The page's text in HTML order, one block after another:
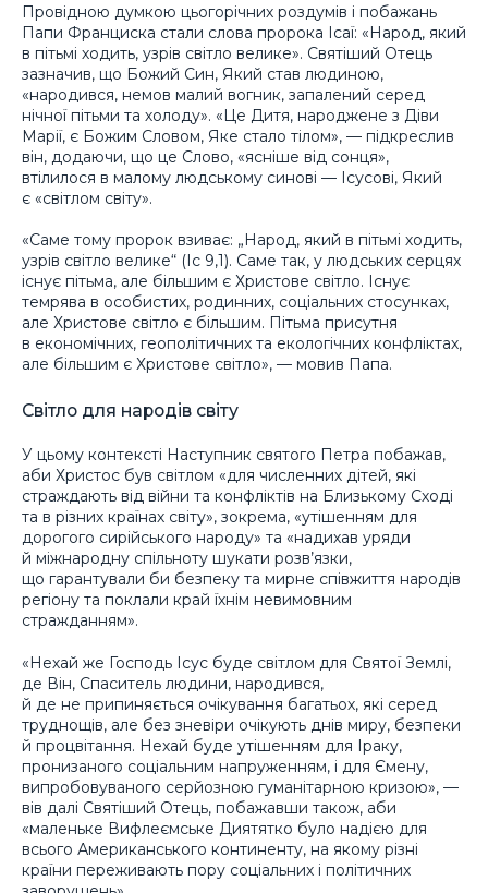
Провідною думкою цьогорічних роздумів і побажань
Папи Франциска стали слова пророка Ісаї: «Народ, який
в пітьмі ходить, узрів світло велике». Святіший Отець
зазначив, що Божий Син, Який став людиною,
«народився, немов малий вогник, запалений серед
нічної пітьми та холоду». «Це Дитя, народжене з Діви
Марії, є Божим Словом, Яке стало тілом», — підкреслив
він, додаючи, що це Слово, «ясніше від сонця»,
втілилося в малому людському синові — Ісусові, Який
є «світлом світу».
«Саме тому пророк взиває: „Народ, який в пітьмі ходить,
узрів світло велике“ (Іс 9,1). Саме так, у людських серцях
існує пітьма, але більшим є Христове світло. Існує
темрява в особистих, родинних, соціальних стосунках,
але Христове світло є більшим. Пітьма присутня
в економічних, геополітичних та екологічних конфліктах,
але більшим є Христове світло», — мовив Папа.
Світло для народів світу
У цьому контексті Наступник святого Петра побажав,
аби Христос був світлом «для численних дітей, які
страждають від війни та конфліктів на Близькому Сході
та в різних країнах світу», зокрема, «утішенням для
дорогого сирійського народу» та «надихав уряди
й міжнародну спільноту шукати розв’язки,
що гарантували би безпеку та мирне співжиття народів
регіону та поклали край їхнім невимовним
стражданням».
«Нехай же Господь Ісус буде світлом для Святої Землі,
де Він, Спаситель людини, народився,
й де не припиняється очікування багатьох, які серед
труднощів, але без зневіри очікують днів миру, безпеки
й процвітання. Нехай буде утішенням для Іраку,
пронизаного соціальним напруженням, і для Ємену,
випробовуваного серйозною гуманітарною кризою», —
вів далі Святіший Отець, побажавши також, аби
«маленьке Вифлеємське Диятятко було надією для
всього Американського континенту, на якому різні
країни переживають пору соціальних і політичних